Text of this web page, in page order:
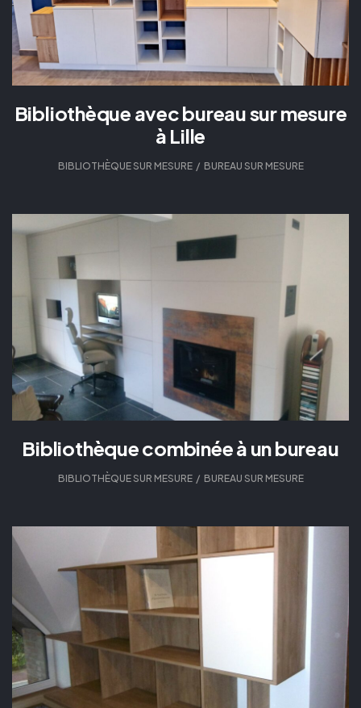
Bibliothèque avec bureau sur mesure
à Lille
BIBLIOTHÈQUE SUR MESURE, BUREAU SUR MESURE
Bibliothèque combinée à un bureau
BIBLIOTHÈQUE SUR MESURE, BUREAU SUR MESURE